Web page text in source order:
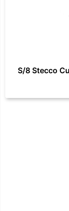
S/8 Stecco